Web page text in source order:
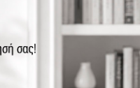
χρόνου προς
και
της
και
παντελώς έχει
τις